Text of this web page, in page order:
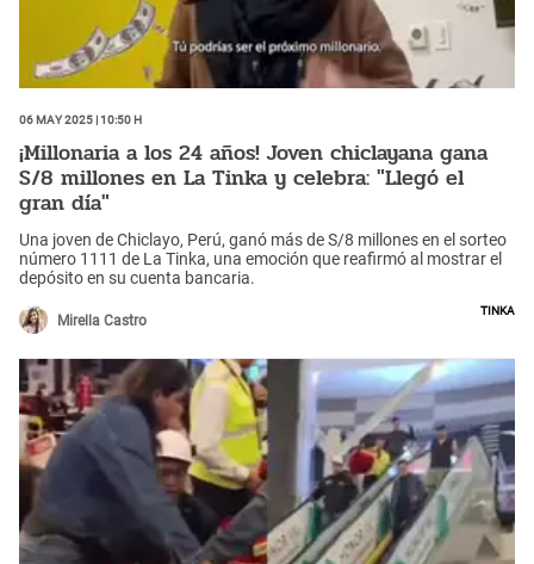
06 May 2025 | 10:50 h
¡Millonaria a los 24 años! Joven chiclayana gana
S/8 millones en La Tinka y celebra: "Llegó el
gran día"
Una joven de Chiclayo, Perú, ganó más de S/8 millones en el sorteo
número 1111 de La Tinka, una emoción que reafirmó al mostrar el
depósito en su cuenta bancaria.
Mirella Castro
Tinka